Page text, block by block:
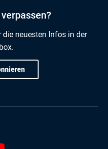
neuesten Infos in der